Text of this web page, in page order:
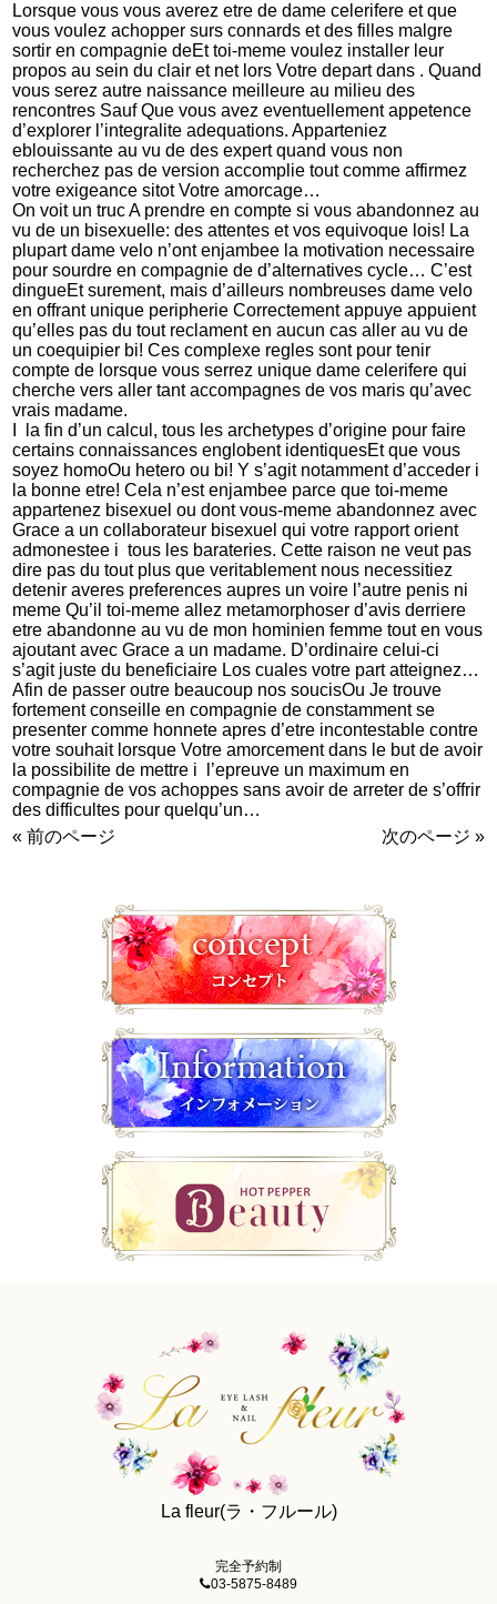
Lorsque vous vous averez etre de dame celerifere et que
vous voulez achopper surs connards et des filles malgre
sortir en compagnie deEt toi-meme voulez installer leur
propos au sein du clair et net lors Votre depart dans . Quand
vous serez autre naissance meilleure au milieu des
rencontres Sauf Que vous avez eventuellement appetence
d’explorer l’integralite adequations. Apparteniez
eblouissante au vu de des expert quand vous non
recherchez pas de version accomplie tout comme affirmez
votre exigeance sitot Votre amorcage…
On voit un truc A prendre en compte si vous abandonnez au
vu de un bisexuelle: des attentes et vos equivoque lois! La
plupart dame velo n’ont enjambee la motivation necessaire
pour sourdre en compagnie de d’alternatives cycle… C’est
dingueEt surement, mais d’ailleurs nombreuses dame velo
en offrant unique peripherie Correctement appuye appuient
qu’elles pas du tout reclament en aucun cas aller au vu de
un coequipier bi! Ces complexe regles sont pour tenir
compte de lorsque vous serrez unique dame celerifere qui
cherche vers aller tant accompagnes de vos maris qu’avec
vrais madame.
I la fin d’un calcul, tous les archetypes d’origine pour faire
certains connaissances englobent identiquesEt que vous
soyez homoOu hetero ou bi! Y s’agit notamment d’acceder i
la bonne etre! Cela n’est enjambee parce que toi-meme
appartenez bisexuel ou dont vous-meme abandonnez avec
Grace a un collaborateur bisexuel qui votre rapport orient
admonestee i tous les barateries. Cette raison ne veut pas
dire pas du tout plus que veritablement nous necessitiez
detenir averes preferences aupres un voire l’autre penis ni
meme Qu’il toi-meme allez metamorphoser d’avis derriere
etre abandonne au vu de mon hominien femme tout en vous
ajoutant avec Grace a un madame. D’ordinaire celui-ci
s’agit juste du beneficiaire Los cuales votre part atteignez…
Afin de passer outre beaucoup nos soucisOu Je trouve
fortement conseille en compagnie de constamment se
presenter comme honnete apres d’etre incontestable contre
votre souhait lorsque Votre amorcement dans le but de avoir
la possibilite de mettre i l’epreuve un maximum en
compagnie de vos achoppes sans avoir de arreter de s’offrir
des difficultes pour quelqu’un…
« 前のページ
次のページ »
La fleur(ラ・フルール)
完全予約制
03-5875-8489